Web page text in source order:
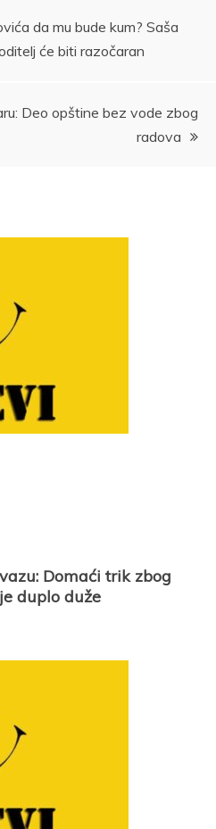
da mu bude kum? Saša
će biti razočaran
Deo opštine bez vode zbog
radova
Domaći trik zbog
duplo duže